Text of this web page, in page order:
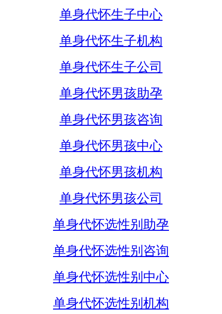
单身代怀生子中心
单身代怀生子机构
单身代怀生子公司
单身代怀男孩助孕
单身代怀男孩咨询
单身代怀男孩中心
单身代怀男孩机构
单身代怀男孩公司
单身代怀选性别助孕
单身代怀选性别咨询
单身代怀选性别中心
单身代怀选性别机构